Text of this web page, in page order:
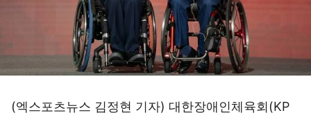
(엑스포츠뉴스 김정현 기자) 대한장애인체육회(KP